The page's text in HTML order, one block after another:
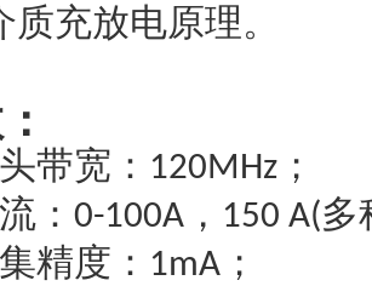
充放电原理。
带宽： 120MHz ；
： 0-100A ， 150 A(多
精度： 1mA ；